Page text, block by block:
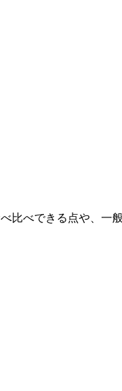
比べできる点や、一